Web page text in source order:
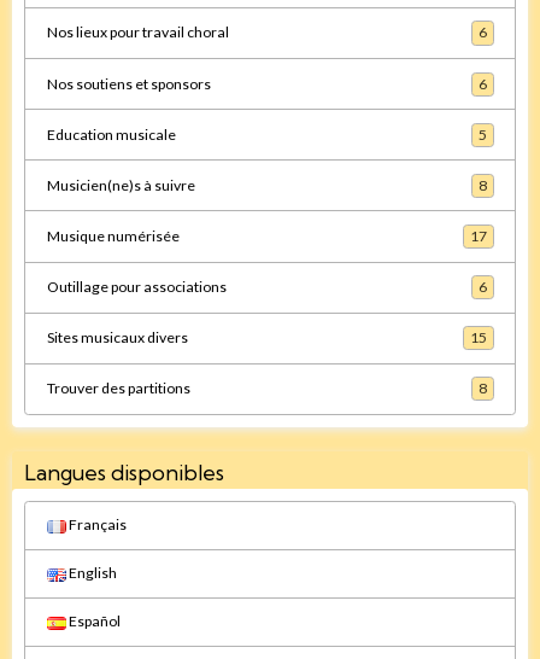
Nos lieux pour travail choral 6
Nos soutiens et sponsors 6
Education musicale 5
Musicien(ne)s à suivre 8
Musique numérisée 17
Outillage pour associations 6
Sites musicaux divers 15
Trouver des partitions 8
Langues disponibles
Français
English
Español